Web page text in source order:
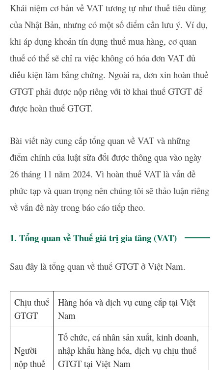
Khái niệm cơ bản về VAT tương tự như thuế tiêu dùng
của Nhật Bản, nhưng có một số điểm cần lưu ý. Ví dụ,
khi áp dụng khoản tín dụng thuế mua hàng, cơ quan
thuế có thể sẽ chỉ ra việc không có hóa đơn VAT đủ
điều kiện làm bằng chứng. Ngoài ra, đơn xin hoàn thuế
GTGT phải được nộp riêng với tờ khai thuế GTGT để
được hoàn thuế GTGT.
Bài viết này cung cấp tổng quan về VAT và những
điểm chính của luật sửa đổi được thông qua vào ngày
26 tháng 11 năm 2024. Vì hoàn thuế VAT là vấn đề
phức tạp và quan trọng nên chúng tôi sẽ thảo luận riêng
về vấn đề này trong báo cáo tiếp theo.
1. Tổng quan về Thuế giá trị gia tăng (VAT)
Sau đây là tổng quan về thuế GTGT ở Việt Nam.
Chịu thuế
GTGT
Hàng hóa và dịch vụ cung cấp tại Việt
Nam
Người
nộp thuế
Tổ chức, cá nhân sản xuất, kinh doanh,
nhập khẩu hàng hóa, dịch vụ chịu thuế
GTGT tại Việt Nam